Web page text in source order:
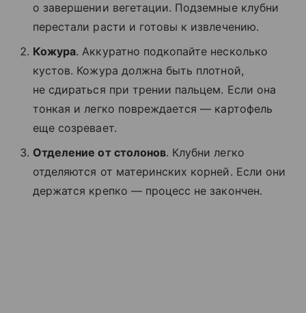
о завершении вегетации. Подземные клубни
перестали расти и готовы к извлечению.
Кожура. Аккуратно подкопайте несколько
кустов. Кожура должна быть плотной,
не сдираться при трении пальцем. Если она
тонкая и легко повреждается — картофель
еще созревает.
Отделение от столонов. Клубни легко
отделяются от материнских корней. Если они
держатся крепко — процесс не закончен.